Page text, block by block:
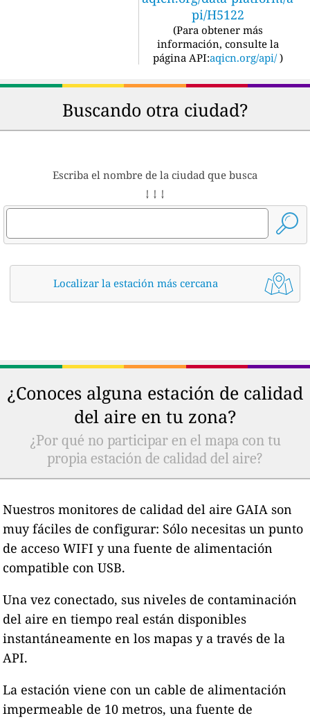
pi/H5122
(Para obtener más
información, consulte la
página API:aqicn.org/api/ )
Buscando otra ciudad?
Escriba el nombre de la ciudad que busca
↓ ↓ ↓
Localizar la estación más cercana
¿Conoces alguna estación de calidad
del aire en tu zona?
¿Por qué no participar en el mapa con tu
propia estación de calidad del aire?
Nuestros monitores de calidad del aire GAIA son
muy fáciles de configurar: Sólo necesitas un punto
de acceso WIFI y una fuente de alimentación
compatible con USB.
Una vez conectado, sus niveles de contaminación
del aire en tiempo real están disponibles
instantáneamente en los mapas y a través de la
API.
La estación viene con un cable de alimentación
impermeable de 10 metros, una fuente de